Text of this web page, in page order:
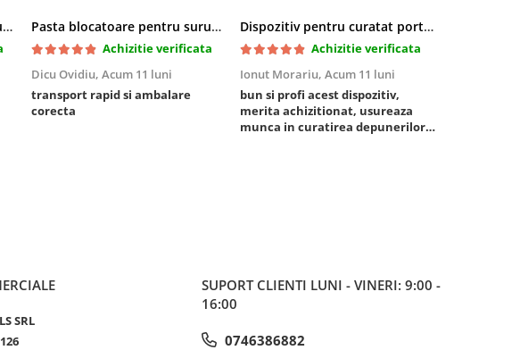
Pasta blocatoare pentru suruburi,rezistenta medie Pasta blocatoare pentru suruburi,rezistenta inalta
Achizitie verificata
Dicu Ovidiu, Acum 11 luni
transport rapid si ambalare
corecta
Dispozitiv pentru curatat porturi admisie si evacuare fara demontare cu coji de nuca si accesorii incluse
Achizitie verificata
Ionut Morariu, Acum 11 luni
bun si profi acest dispozitiv,
merita achizitionat, usureaza
munca in curatirea depunerilor
SRL
SUPORT CLIENTI LUNI - VINERI: 9:00 -
16:00
0746386882